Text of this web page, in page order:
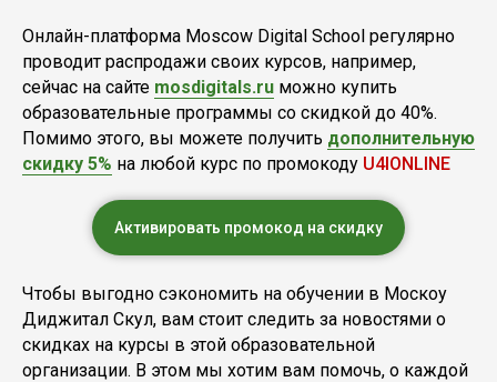
Онлайн-платформа Moscow Digital School регулярно
проводит распродажи своих курсов, например,
сейчас на сайте mosdigitals.ru можно купить
образовательные программы со скидкой до 40%.
Помимо этого, вы можете получить дополнительную
скидку 5% на любой курс по промокоду U4IONLINE
Активировать промокод на скидку
Чтобы выгодно сэкономить на обучении в Москоу
Диджитал Скул, вам стоит следить за новостями о
скидках на курсы в этой образовательной
организации. В этом мы хотим вам помочь, о каждой